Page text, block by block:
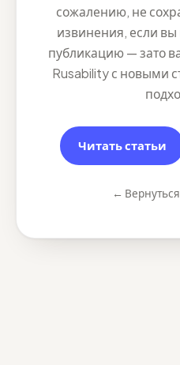
сожалению, не
извинения, если
публикацию — зато
Rusability с новыми
Читать статьи
←